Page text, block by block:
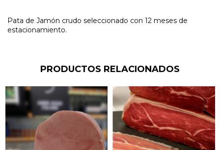
Pata de Jamón crudo seleccionado con 12 meses de
estacionamiento.
PRODUCTOS RELACIONADOS